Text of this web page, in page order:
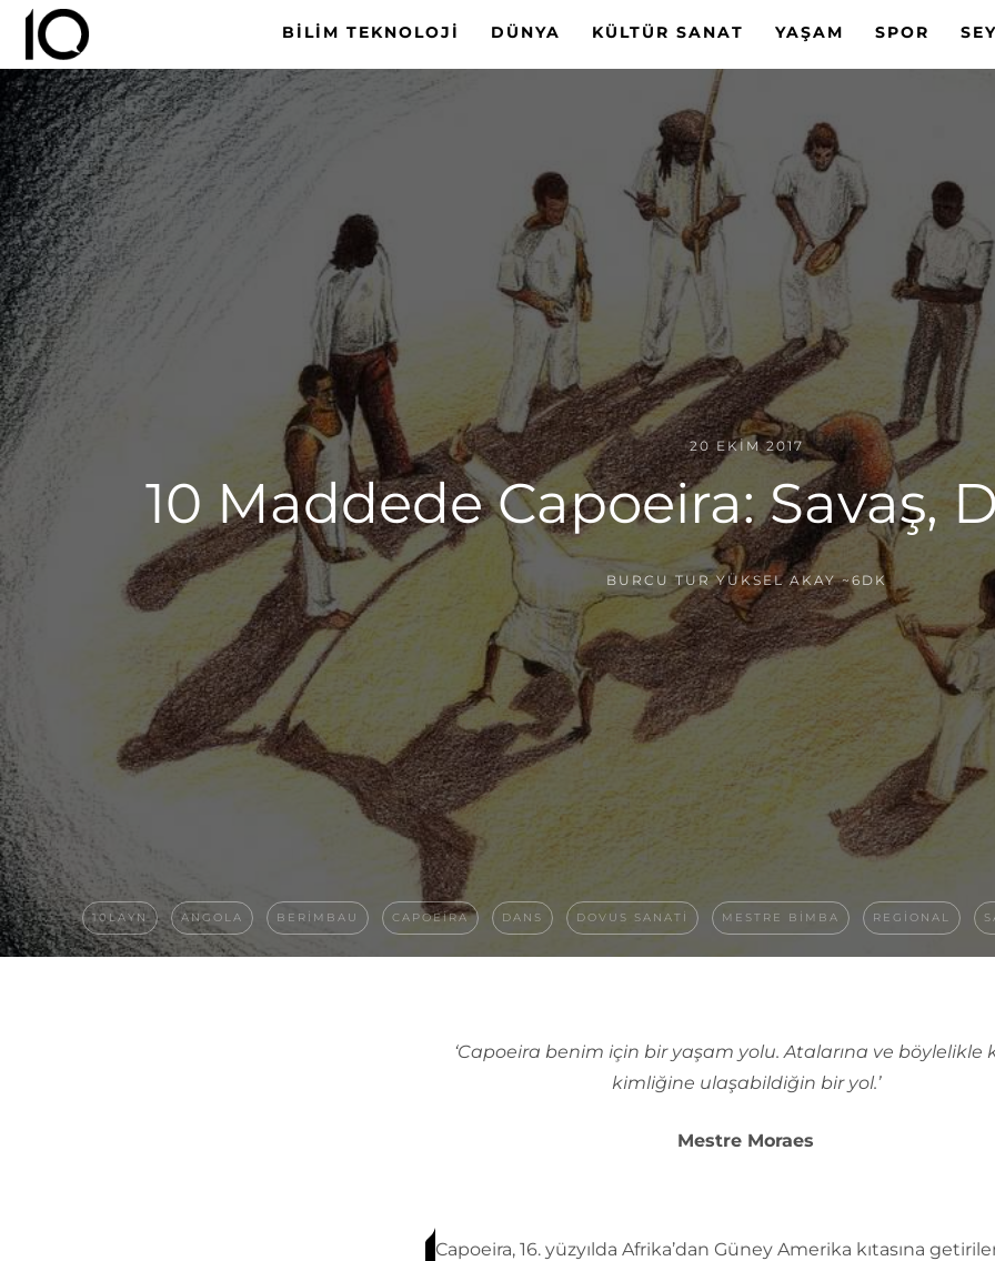
BILIM TEKNOLOJI DÜNYA KÜLTÜR SANAT YAŞAM SPOR
20 EKIM 2017
10 Maddede Capoeira: Savaş,
BURCU TUR YÜKSEL AKAY ~6DK
10LAYN ANGOLA BERIMBAU CAPOEIRA DANS DOVUS SANATI MESTRE BIMBA REGIONAL
‘Capoeira benim için bir yaşam yolu. Atalarına ve böylelikle
kimliğine ulaşabildiğin bir yol.’
Mestre Moraes
Capoeira, 16. yüzyılda Afrika’dan Güney Amerika kıtasına